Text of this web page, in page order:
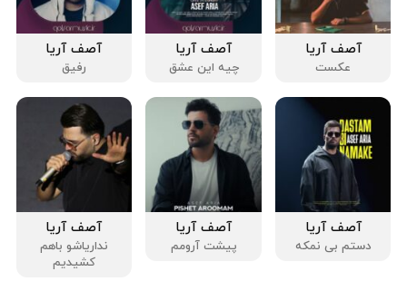
آصف آریا
عکست
آصف آریا
چیه این عشق
آصف آریا
رفیق
آصف آریا
دستم بی نمکه
آصف آریا
پیشت آرومم
آصف آریا
نداریاشو باهم
کشیدیم